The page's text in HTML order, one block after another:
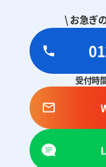
\ お急ぎ
受付時